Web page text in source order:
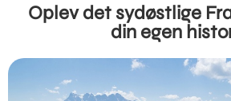
Oplev det sydøstlige
din egen